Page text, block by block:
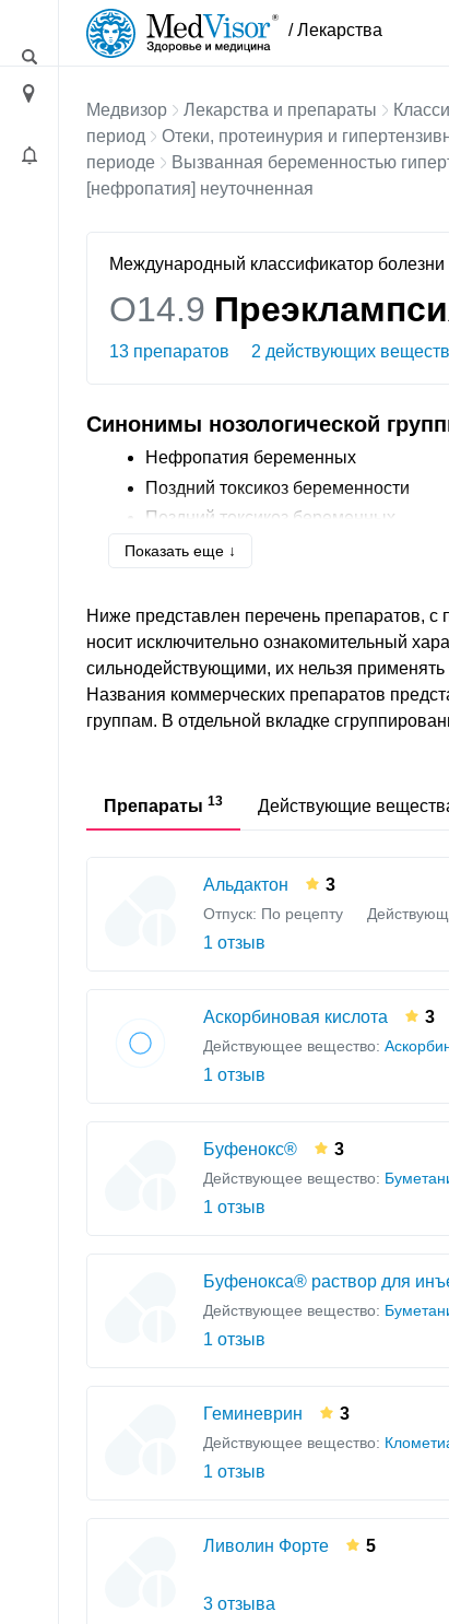
/ Лекарства
Медвизор Лекарства и препараты
период
Отеки, протеинурия и
периоде
Вызванная беременностью
[нефропатия] неуточненная
Международный классификатор болезни
O14.9
13 препаратов 2 действующих
Синонимы нозологической
Нефропатия беременных
Поздний токсикоз беременности
Поздний токсикоз беременных
Преэклампсия
Показать еще ↓
Ниже представлен перечень препаратов,
носит исключительно ознакомительный
сильнодействующими, их нельзя
Названия коммерческих препаратов
группам. В отдельной вкладке
Препараты 13 Действующие
Альдактон 3
Отпуск: По рецепту
1 отзыв
Аскорбиновая кислота 3
Действующее вещество:
1 отзыв
Буфенокс® 3
Действующее вещество:
1 отзыв
Буфенокса® раствор для
Действующее вещество:
1 отзыв
Геминеврин 3
Действующее вещество:
1 отзыв
Ливолин Форте 5
3 отзыва